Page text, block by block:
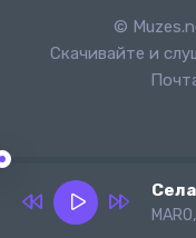
©
Скачивайте и